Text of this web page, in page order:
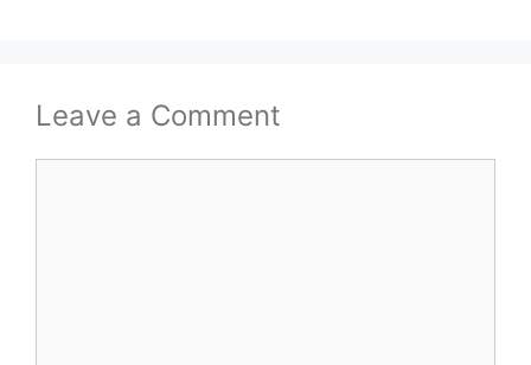
Leave a Comment